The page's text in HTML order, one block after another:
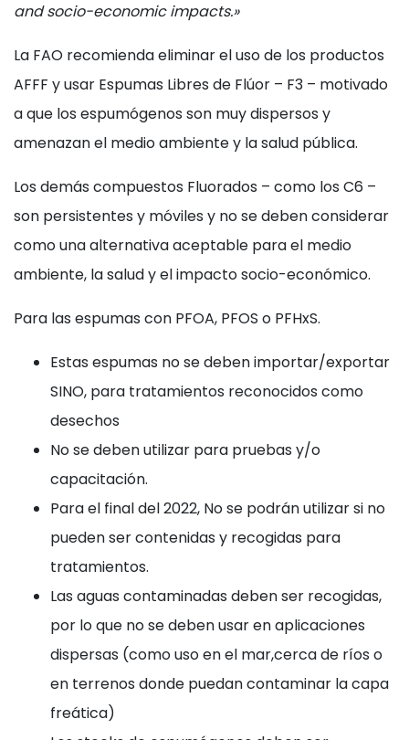
and socio-economic impacts.»
La FAO recomienda eliminar el uso de los productos
AFFF y usar Espumas Libres de Flúor – F3 – motivado
a que los espumógenos son muy dispersos y
amenazan el medio ambiente y la salud pública.
Los demás compuestos Fluorados – como los C6 –
son persistentes y móviles y no se deben considerar
como una alternativa aceptable para el medio
ambiente, la salud y el impacto socio-económico.
Para las espumas con PFOA, PFOS o PFHxS.
Estas espumas no se deben importar/exportar
SINO, para tratamientos reconocidos como
desechos
No se deben utilizar para pruebas y/o
capacitación.
Para el final del 2022, No se podrán utilizar si no
pueden ser contenidas y recogidas para
tratamientos.
Las aguas contaminadas deben ser recogidas,
por lo que no se deben usar en aplicaciones
dispersas (como uso en el mar,cerca de ríos o
en terrenos donde puedan contaminar la capa
freática)